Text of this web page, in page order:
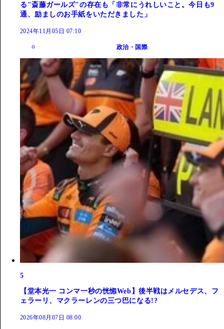
る"斎藤ガールズ"の存在も「非常にうれしいこと。今日も9
通、励ましのお手紙をいただきました」
2024年11月05日 07:10
政治・国際
5
【堂本光一 コンマ一秒の恍惚Web】後半戦はメルセデス、フ
ェラーリ、マクラーレンの三つ巴になる!?
2026年08月07日 08:00